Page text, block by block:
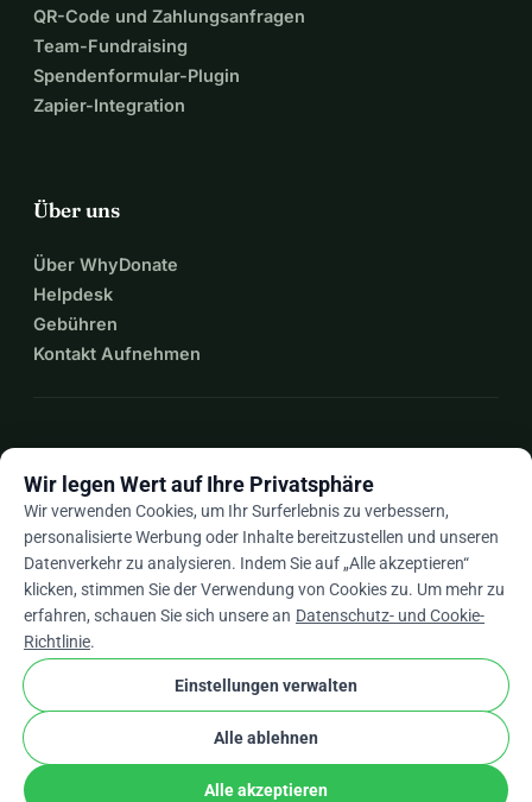
QR-Code und Zahlungsanfragen
Team-Fundraising
Spendenformular-Plugin
Zapier-Integration
Über uns
Über WhyDonate
Helpdesk
Gebühren
Kontakt Aufnehmen
Dearrow_drop_down
★★★★★4,9 / 5 basierend auf 500+ Bewertungen
WhyDonateDatenschutz und Cookies
Allgemeine Geschäftsbedingungen
In Europa entwickelt stripe checkVerifizierter Partner
Wir legen Wert auf Ihre Privatsphäre
Wir verwenden Cookies, um Ihr Surferlebnis zu verbessern,
personalisierte Werbung oder Inhalte bereitzustellen und unseren
Datenverkehr zu analysieren. Indem Sie auf „Alle akzeptieren“
klicken, stimmen Sie der Verwendung von Cookies zu. Um mehr zu
erfahren, schauen Sie sich unsere an Datenschutz- und Cookie-
Richtlinie.
Einstellungen verwalten
Alle ablehnen
Alle akzeptieren